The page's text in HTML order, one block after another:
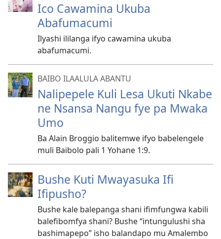
Ico Cawamina Ukuba
Abafumacumi
Ilyashi ililanga ifyo cawamina ukuba
abafumacumi.
BAIBO ILAALULA ABANTU
Nalipepele Kuli Lesa Ukuti Nkabe
ne Nsansa Nangu fye pa Mwaka
Umo
Ba Alain Broggio balitemwe ifyo babelengele
muli Baibolo pali 1 Yohane 1:9.
Bushe Kuti Mwayasuka Ifi
Ifipusho?
Bushe kale balepanga shani ifimfungwa kabili
balefibomfya shani? Bushe “intungulushi sha
bashimapepo” isho balandapo mu Amalembo